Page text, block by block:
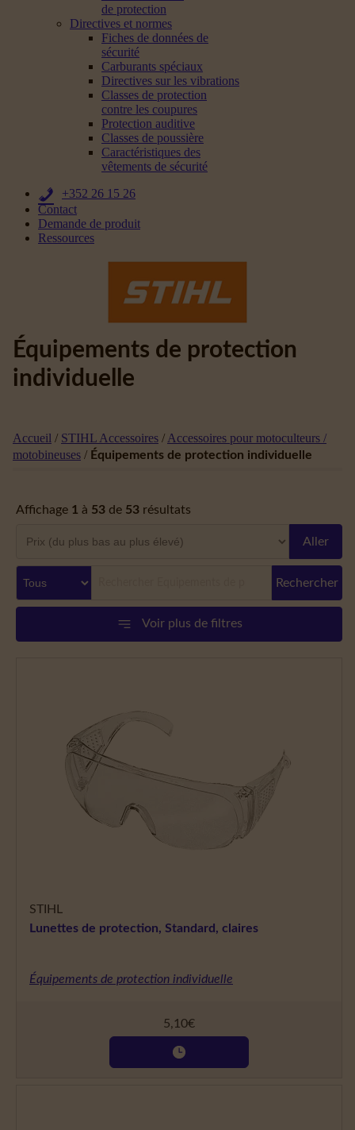
de protection
Directives et normes
Fiches de données de
sécurité
Carburants spéciaux
Directives sur les vibrations
Classes de protection
contre les coupures
Protection auditive
Classes de poussière
Caractéristiques des
vêtements de sécurité
+352 26 15 26
Contact
Demande de produit
Ressources
Équipements de protection
individuelle
Accueil / STIHL Accessoires / Accessoires pour motoculteurs /
motobineuses / Équipements de protection individuelle
Affichage 1 à 53 de 53 résultats
Aller
Rechercher
Voir plus de filtres
STIHL
Lunettes de protection, Standard, claires
Équipements de protection individuelle
5,10€